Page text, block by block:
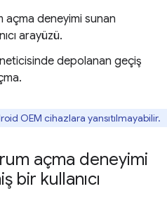
deneyimi sunan
arayüzü.
depolanan geçiş
OEM cihazlara yansıtılmayabilir.
açma deneyimi
bir kullanıcı